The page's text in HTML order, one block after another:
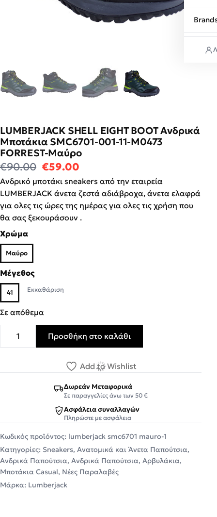
LUMBERJACK SHELL EIGHT BOOT Ανδρικά
Μποτάκια SMC6701-001-11-M0473
FORREST-Μαύρο
€90.00 Original price was: €90.00.
€59.00
Ανδρικό μποτάκι sneakers από την εταιρεία
LUMBERJACK άνετα ζεστά αδιάβροχα, άνετα ελαφρά
για ολες τις ώρες της ημέρας για ολες τις χρήση που
θα σας ξεκουράσουν .
Χρώμα
Μαύρο
Μέγεθος
41 Εκκαθάριση
Σε απόθεμα
LUMBERJACK SHELL EIGHT BOOT Ανδρικά Μποτάκια
Προσθήκη στο καλάθι
Add to Wishlist
Δωρεάν Μεταφορικά
Σε παραγγελίες άνω των 50 €
Ασφάλεια συναλλαγών
Πληρώστε με ασφάλεια
Κωδικός προϊόντος: lumberjack smc6701 mauro-1
Κατηγορίες: Sneakers, Ανατομικά και Άνετα Παπούτσια,
Ανδρικά Παπούτσια, Ανδρικά Παπούτσια, Αρβυλάκια,
Μποτάκια Casual, Νέες Παραλαβές
Μάρκα: Lumberjack